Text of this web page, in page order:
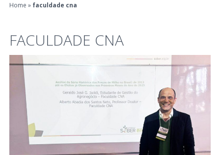
Home » faculdade cna
FACULDADE CNA